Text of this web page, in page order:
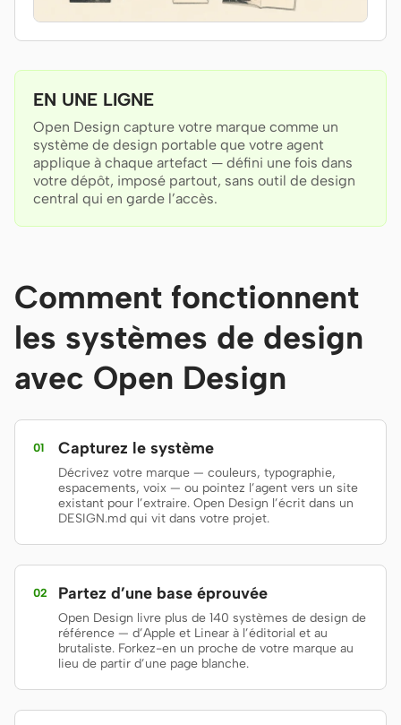
Kiro CLI
Kilo
Mistral Vibe CLI
Qoder CLI
CAS D’USAGE
Tableau de bord
Diapositives
Système de design
Créateur solo
Ingénierie Product managers
Générateur de
wireframes IA
Générateur d’UI IA
Générateur de
Générateur de landing
Du design au code Figma vers code
EN UNE LIGNE
Open Design capture votre marque comme un
système de design portable que votre agent
applique à chaque artefact — défini une fois dans
votre dépôt, imposé partout, sans outil de design
central qui en garde l’accès.
Comment fonctionnent
les systèmes de design
avec Open Design
01 Capturez le système
Décrivez votre marque — couleurs, typographie,
espacements, voix — ou pointez l’agent vers un site
existant pour l’extraire. Open Design l’écrit dans un
DESIGN.md qui vit dans votre projet.
02 Partez d’une base éprouvée
Open Design livre plus de 140 systèmes de design de
référence — d’Apple et Linear à l’éditorial et au
brutaliste. Forkez-en un proche de votre marque au
lieu de partir d’une page blanche.